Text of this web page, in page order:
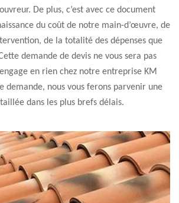
De plus, c’est avec ce document
du coût de notre main-d’œuvre, de
de la totalité des dépenses que
demande de devis ne vous sera pas
en rien chez notre entreprise KM
demande, nous vous ferons parvenir une
dans les plus brefs délais.